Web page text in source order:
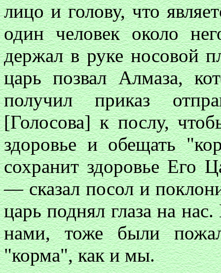
лицо и голову, что
один человек около
держал в руке носовой
царь позвал Алмаза,
получил приказ
[Голосова] к послу,
здоровье и обещать
сохранит здоровье Его
— сказал посол и
царь поднял глаза на
нами, тоже были
"корма", как и мы.